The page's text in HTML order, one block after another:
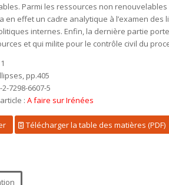
Parmi les ressources non
en effet un cadre analytique à l’examen
internes. Enfin, la dernière partie
et qui milite pour le contrôle civil du
pp.405
2-7298-6607-5
: A faire sur Irénées
Télécharger la table des matières (PDF)